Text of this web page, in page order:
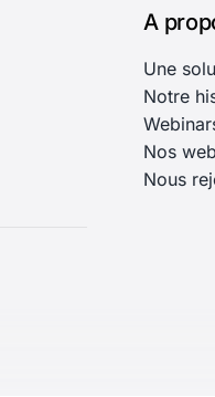
A
Une
Notre
Nos
Nous